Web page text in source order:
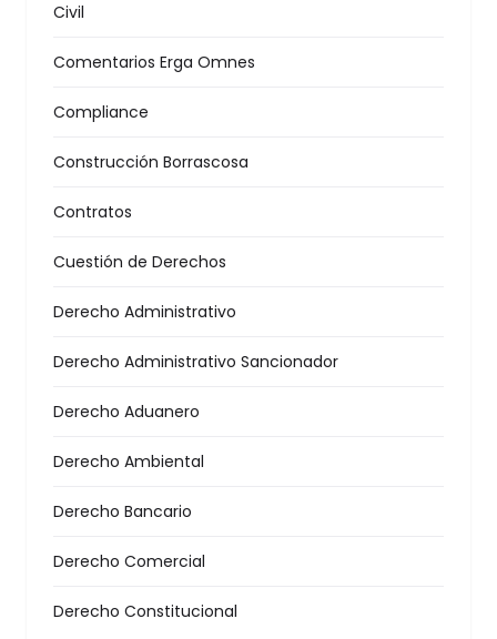
Civil
Comentarios Erga Omnes
Compliance
Construcción Borrascosa
Contratos
Cuestión de Derechos
Derecho Administrativo
Derecho Administrativo Sancionador
Derecho Aduanero
Derecho Ambiental
Derecho Bancario
Derecho Comercial
Derecho Constitucional